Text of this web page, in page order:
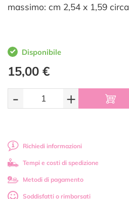
massimo: cm 2,54 x 1,59 circa
Disponibile
15,00 €
- +
Richiedi informazioni
Tempi e costi di spedizione
Metodi di pagamento
Soddisfatti o rimborsati